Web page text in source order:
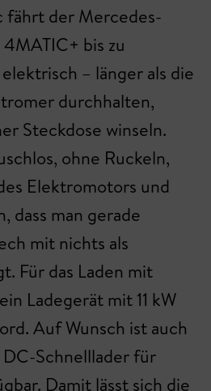
fährt der Mercedes-
bis zu
– länger als die
durchhalten,
Steckdose winseln.
ohne Ruckeln,
Elektromotors und
dass man gerade
mit nichts als
Für das Laden mit
Ladegerät mit 11 kW
Auf Wunsch ist auch
Schnelllader für
Damit lässt sich die